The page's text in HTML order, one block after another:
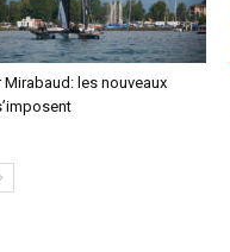
Mirabaud: les nouveaux